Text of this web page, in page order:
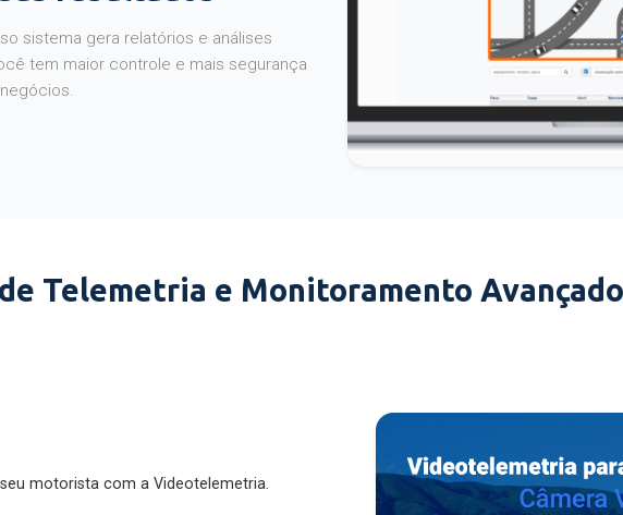
sistema gera relatórios e análises
tem maior controle e mais segurança
Telemetria e Monitoramento Avançado
motorista com a Videotelemetria.